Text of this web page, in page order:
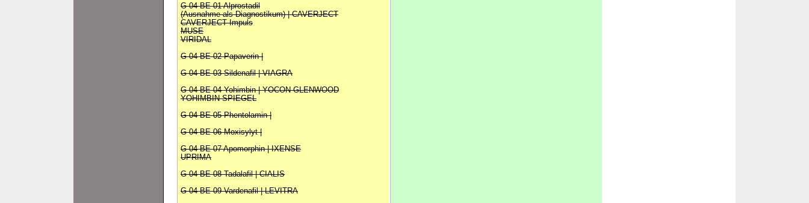
G 04 BE 01 Alprostadil
(Ausnahme als Diagnostikum) | CAVERJECT
CAVERJECT Impuls
MUSE
VIRIDAL
G 04 BE 02 Papaverin |
G 04 BE 03 Sildenafil | VIAGRA
G 04 BE 04 Yohimbin | YOCON GLENWOOD
YOHIMBIN SPIEGEL
G 04 BE 05 Phentolamin |
G 04 BE 06 Moxisylyt |
G 04 BE 07 Apomorphin | IXENSE
UPRIMA
G 04 BE 08 Tadalafil | CIALIS
G 04 BE 09 Vardenafil | LEVITRA